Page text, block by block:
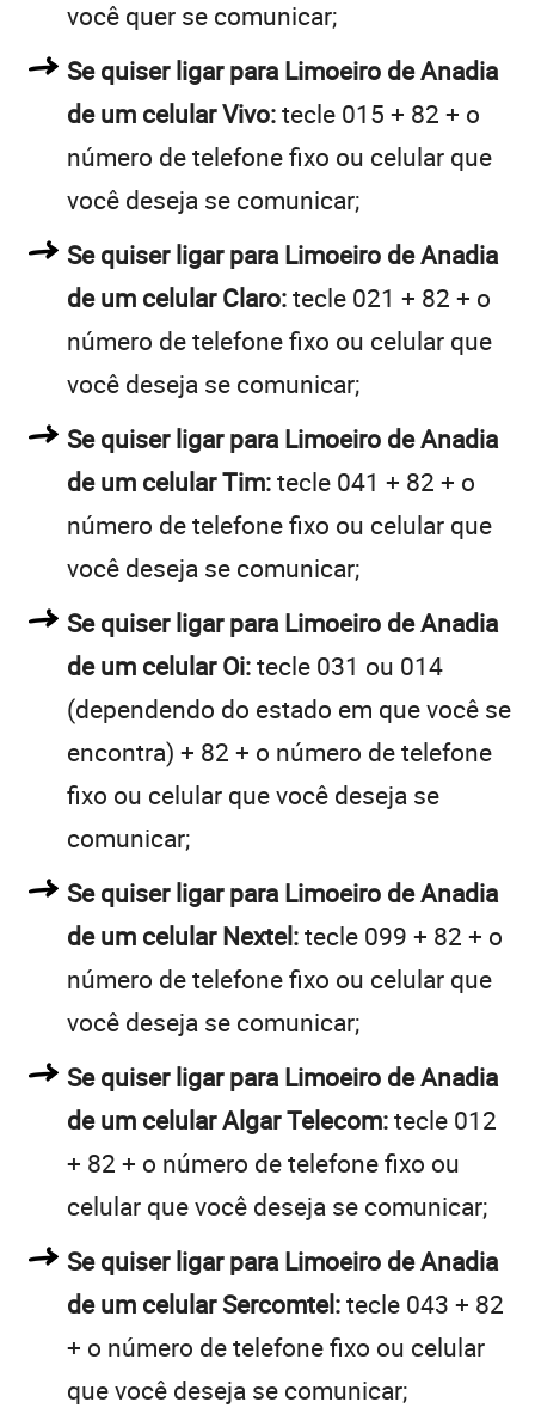
você quer se comunicar;
Se quiser ligar para Limoeiro de Anadia
de um celular Vivo:tecle 015 + 82 + o
número de telefone fixo ou celular que
você deseja se comunicar;
Se quiser ligar para Limoeiro de Anadia
de um celular Claro:tecle 021 + 82 + o
número de telefone fixo ou celular que
você deseja se comunicar;
Se quiser ligar para Limoeiro de Anadia
de um celular Tim:tecle 041 + 82 + o
número de telefone fixo ou celular que
você deseja se comunicar;
Se quiser ligar para Limoeiro de Anadia
de um celular Oi:tecle 031 ou 014
(dependendo do estado em que você se
encontra) + 82 + o número de telefone
fixo ou celular que você deseja se
comunicar;
Se quiser ligar para Limoeiro de Anadia
de um celular Nextel:tecle 099 + 82 + o
número de telefone fixo ou celular que
você deseja se comunicar;
Se quiser ligar para Limoeiro de Anadia
de um celular Algar Telecom:tecle 012
+ 82 + o número de telefone fixo ou
celular que você deseja se comunicar;
Se quiser ligar para Limoeiro de Anadia
de um celular Sercomtel:tecle 043 + 82
+ o número de telefone fixo ou celular
que você deseja se comunicar;